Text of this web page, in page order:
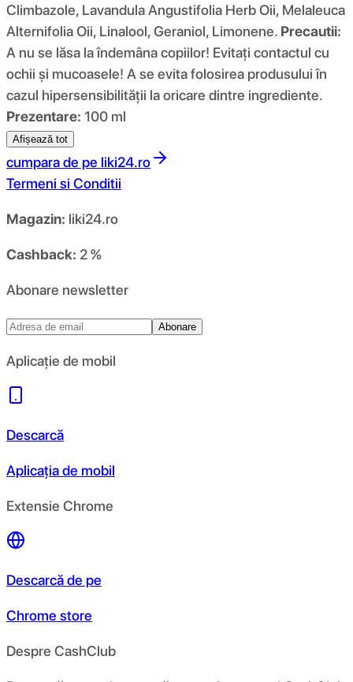
Climbazole, Lavandula Angustifolia Herb Oii, Melaleuca
Alternifolia Oii, Linalool, Geraniol, Limonene. Precautii:
A nu se lăsa la îndemâna copiilor! Evitaţi contactul cu
ochii şi mucoasele! A se evita folosirea produsului în
cazul hipersensibilităţii la oricare dintre ingrediente.
Prezentare: 100 ml
Afișează tot
cumpara de pe liki24.ro
Termeni si Conditii
Magazin: liki24.ro
Cashback: 2 %
Abonare newsletter
Abonare
Aplicație de mobil
Descarcă
Aplicația de mobil
Extensie Chrome
Descarcă de pe
Chrome store
Despre CashClub